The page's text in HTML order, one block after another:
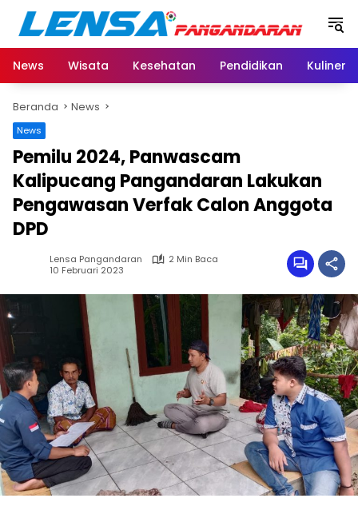
Langsung
konten
News
Wisata Kesehatan Pendidikan Kuliner
Beranda News
News
Pemilu 2024, Panwascam
Kalipucang Pangandaran Lakukan
Pengawasan Verfak Calon Anggota
DPD
Lensa Pangandaran
2 Min Baca
10 Februari 2023